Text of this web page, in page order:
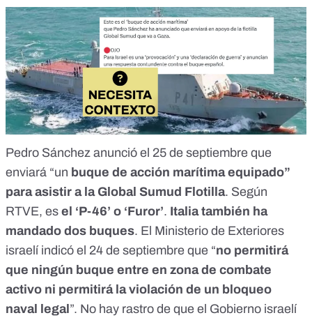
Pedro Sánchez anunció el 25 de septiembre que
enviará “un buque de acción marítima equipado”
para asistir a la Global Sumud Flotilla. Según
RTVE, es el ‘P-46’ o ‘Furor’. Italia también ha
mandado dos buques. El Ministerio de Exteriores
israelí indicó el 24 de septiembre que “no permitirá
que ningún buque entre en zona de combate
activo ni permitirá la violación de un bloqueo
naval legal”. No hay rastro de que el Gobierno israelí